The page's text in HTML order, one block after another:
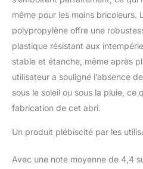
même pour les moins bricoleurs.
polypropylène offre une
plastique résistant aux
stable et étanche, même après
utilisateur a souligné l’absence
sous le soleil ou sous la pluie,
fabrication de cet abri.
Un produit plébiscité par les
Avec une note moyenne de 4,4